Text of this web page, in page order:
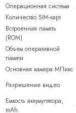
Операционная система
Количество SIM-карт
Встроенная память
(ROM)
Объем оперативной
памяти
Основная камера МПикс
Разрешение видео
Емкость аккумулятора,
mAh